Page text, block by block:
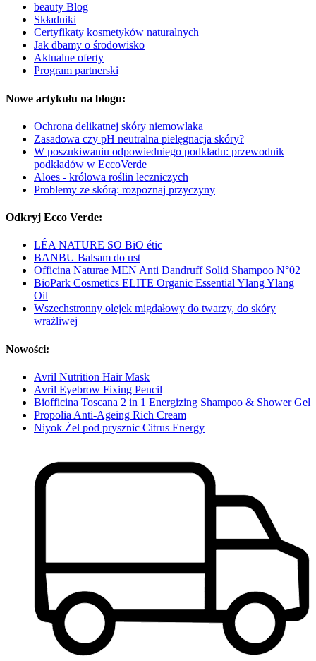
beauty Blog
Składniki
Certyfikaty kosmetyków naturalnych
Jak dbamy o środowisko
Aktualne oferty
Program partnerski
Nowe artykułu na blogu:
Ochrona delikatnej skóry niemowlaka
Zasadowa czy pH neutralna pielęgnacja skóry?
W poszukiwaniu odpowiedniego podkładu: przewodnik
podkładów w EccoVerde
Aloes - królowa roślin leczniczych
Problemy ze skórą: rozpoznaj przyczyny
Odkryj Ecco Verde:
LÉA NATURE SO BiO étic
BANBU Balsam do ust
Officina Naturae MEN Anti Dandruff Solid Shampoo N°02
BioPark Cosmetics ELITE Organic Essential Ylang Ylang
Oil
Wszechstronny olejek migdałowy do twarzy, do skóry
wrażliwej
Nowości:
Avril Nutrition Hair Mask
Avril Eyebrow Fixing Pencil
Biofficina Toscana 2 in 1 Energizing Shampoo & Shower Gel
Propolia Anti-Ageing Rich Cream
Niyok Żel pod prysznic Citrus Energy